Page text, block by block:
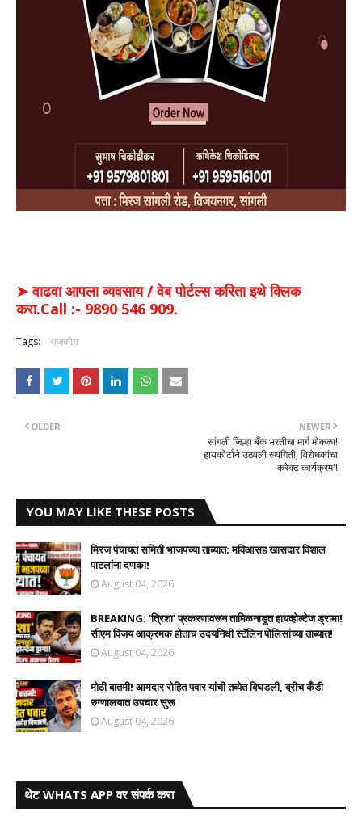
➤ वाढवा आपला व्यवसाय / वेब पोर्टल्स करिता इथे क्लिक
करा.Call :- 9890 546 909.
Tags: राजकीय
NEWER
सांगली जिल्हा बँक भरतीचा मार्ग मोकळा!
हायकोर्टाने उठवली स्थगिती; विरोधकांचा
'करेक्ट कार्यक्रम'!
OLDER
YOU MAY LIKE THESE POSTS
मिरज पंचायत समिती भाजपच्या ताब्यात; मविआसह खासदार विशाल
पाटलांना दणका!
August 04, 2026
BREAKING: 'त्रिशा' प्रकरणावरून तामिळनाडूत हायव्होल्टेज ड्रामा!
सीएम विजय आक्रमक होताच उदयनिधी स्टॅलिन पोलिसांच्या ताब्यात!
August 04, 2026
मोठी बातमी! आमदार रोहित पवार यांची तब्येत बिघडली, ब्रीच कँडी
रुग्णालयात उपचार सुरू
August 04, 2026
थेट WHATS APP वर संपर्क करा